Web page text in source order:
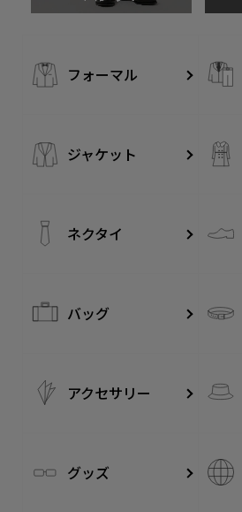
フォーマル
ジャケット
ネクタイ
バッグ
アクセサリー
グッズ